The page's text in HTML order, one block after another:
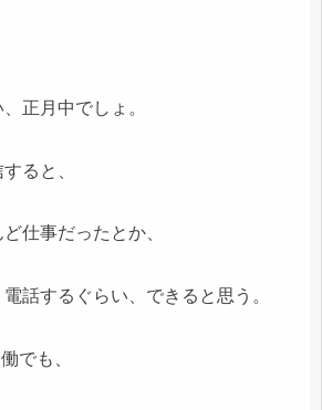
正月中でしょ。
ると、
仕事だったとか、
話するぐらい、できると思う。
でも、